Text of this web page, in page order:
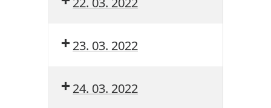
23. 03. 2022
24. 03. 2022